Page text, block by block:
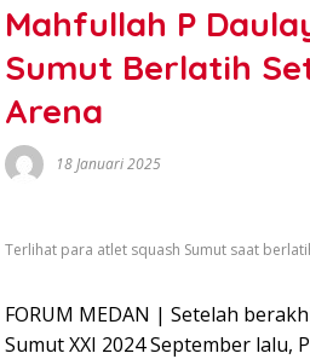
Mahfullah P
Sumut Berlatih
Arena
18 Januari 2025
Terlihat para atlet squash Sumut saat
FORUM MEDAN | Setelah
Sumut XXI 2024 September lalu,